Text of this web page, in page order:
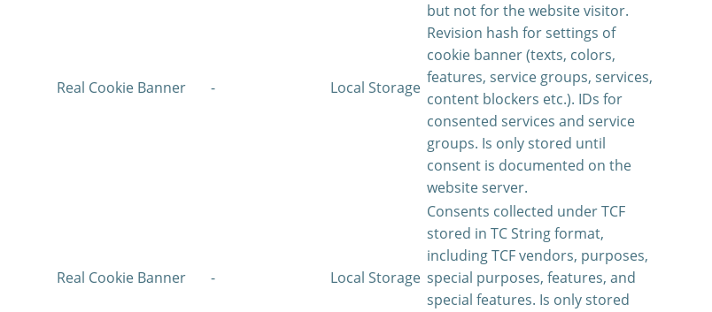
Real Cookie Banner - Local Storage
but not for the website visitor.
Revision hash for settings of
cookie banner (texts, colors,
features, service groups, services,
content blockers etc.). IDs for
consented services and service
groups. Is only stored until
consent is documented on the
website server.
Real Cookie Banner - Local Storage
Consents collected under TCF
stored in TC String format,
including TCF vendors, purposes,
special purposes, features, and
special features. Is only stored